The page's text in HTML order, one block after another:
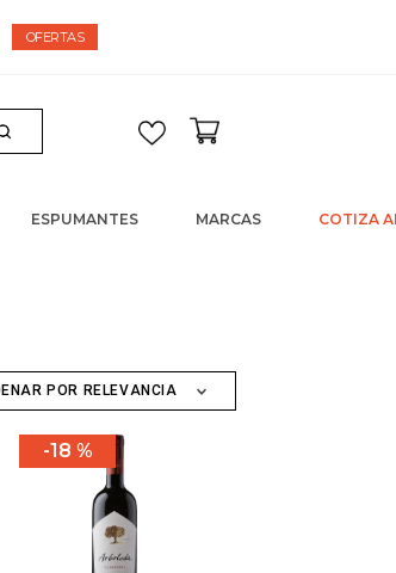
sobre $60.000
OFERTAS
ESPUMANTES MARCAS COTIZA
POR RELEVANCIA
18 %